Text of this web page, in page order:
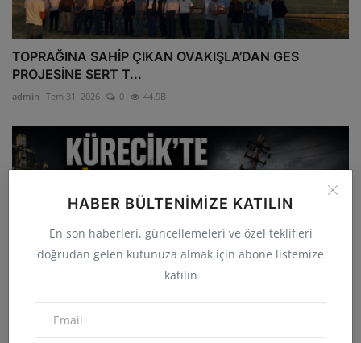
HABER BÜLTENIMIZE KATILIN
En son haberleri, güncellemeleri ve özel teklifleri
doğrudan gelen kutunuza almak için abone listemize
katılın
TOPRAĞINA SAHİP ÇIKAN OVAKIŞLA’DAN GES
PROJESİNE SERT T...
admin Tem 31, 2026 0 44.9B